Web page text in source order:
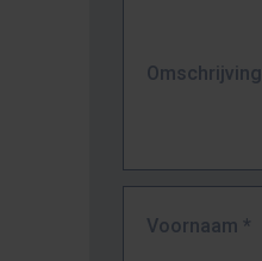
Omschrijving
Voornaam *